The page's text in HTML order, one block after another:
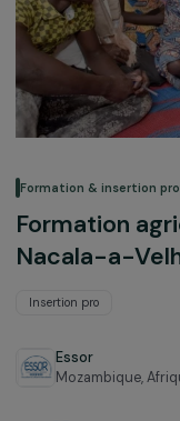
Formation & insertion
Formation
Insertion pro